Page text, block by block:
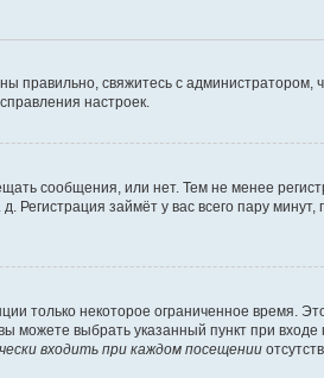
правильно, свяжитесь с администратором,
настроек.
сообщения, или нет. Тем не менее
займёт у вас всего пару
только некоторое ограниченное время.
можете выбрать указанный пункт при
входить при каждом посещении